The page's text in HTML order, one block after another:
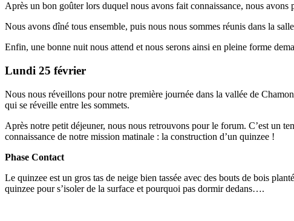
Après un bon goûter lors duquel nous avons fait connaissance, nous avons
Nous avons dîné tous ensemble, puis nous nous sommes réunis dans la
Enfin, une bonne nuit nous attend et nous serons ainsi en pleine forme
Lundi 25 février
Nous nous réveillons pour notre première journée dans la vallée de
qui se réveille entre les sommets.
Après notre petit déjeuner, nous nous retrouvons pour le forum. C’est un
connaissance de notre mission matinale : la construction d’un quinzee !
Phase Contact
Le quinzee est un gros tas de neige bien tassée avec des bouts de bois
quinzee pour s’isoler de la surface et pourquoi pas dormir dedans….